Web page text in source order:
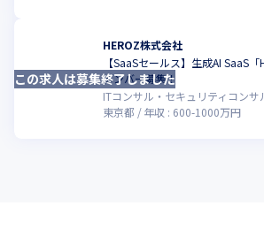
HEROZ株式会社
【SaaSセールス】生成AI SaaS
メンバー募集！
ITコンサル・セキュリティコンサ
東京都
年収 : 600-1000万円
この求人は募集終了しました